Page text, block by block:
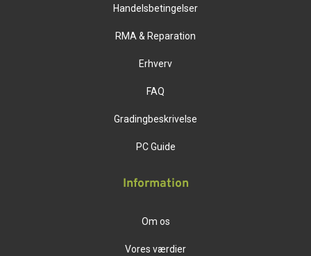
Handelsbetingelser
RMA & Reparation
Erhverv
FAQ
Gradingbeskrivelse
PC Guide
Information
Om os
Vores værdier